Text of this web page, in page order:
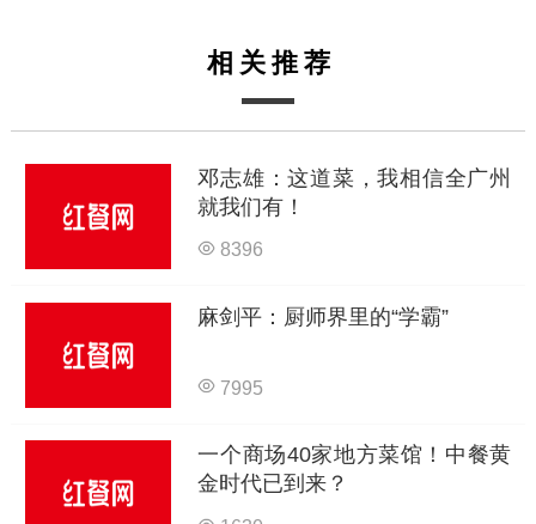
相关推荐
邓志雄：这道菜，我相信全广州
就我们有！
8396
麻剑平：厨师界里的“学霸”
7995
一个商场40家地方菜馆！中餐黄
金时代已到来？